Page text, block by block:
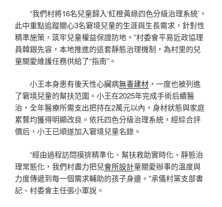
“我們村將16名兒童歸入‘紅橙黃綠四色分級治理系統’，
此中重點追蹤關心3名窘境兒童的生涯與生長需求，針對性
精準施策，筑牢兒童權益保證防地。”村委會平易近政協理
員韓銀先容，本地推進的這套靜態治理機制，為村里的兒
童關愛維護任務供給了“指南”。
小王本身患有後天性心臟病無毒建材 ，一度也被列進
了窘境兒童的幫扶范圍。小王在2025年完成手術后續醫
治，全年醫療所需支出把持在2萬元以內，身材狀態與家庭
累贅均獲得明顯改良。依托四色分級治理系統，經綜合評
價后，小王已順遂加入窘境兒童名錄。
“經由過程訪問摸排精準化、幫扶救助實時化、靜態治
理常態化，我們村盡力把兒會所設計童關愛辦事的溫度與
力度傳遞到每一個需求輔助的孩子身邊。”承儀村黨支部書
記、村委會主任張小軍說。